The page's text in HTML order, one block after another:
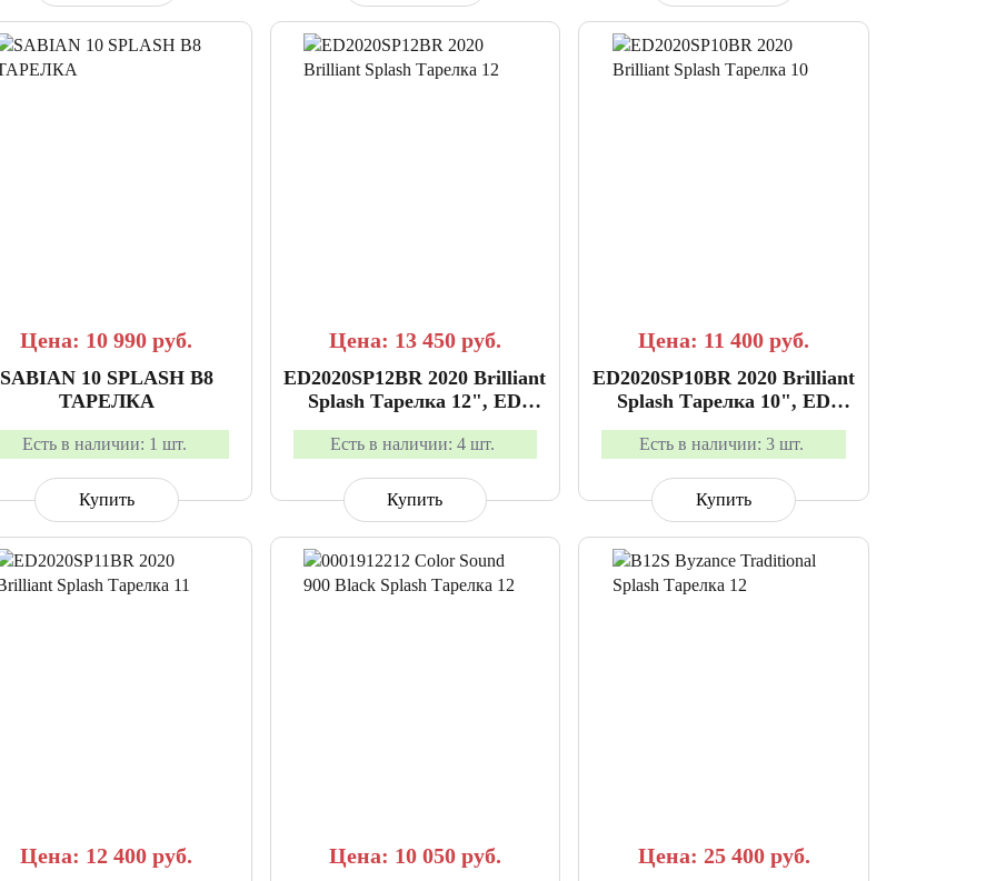
Цена: 10 990 руб.
SABIAN 10 SPLASH B8
ТАРЕЛКА
Есть в наличии: 1 шт.
Купить
Цена: 13 450 руб.
ED2020SP12BR 2020 Brilliant
Splash Тарелка 12", ED
Cymbals
Есть в наличии: 4 шт.
Купить
Цена: 11 400 руб.
ED2020SP10BR 2020 Brilliant
Splash Тарелка 10", ED
Cymbals
Есть в наличии: 3 шт.
Купить
Цена: 12 400 руб. Цена: 10 050 руб. Цена: 25 400 руб.